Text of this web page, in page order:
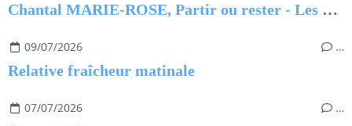
Chantal MARIE-ROSE, Partir ou rester - Les clés pour évoluer professionnellement sans regret
09/07/2026 …
Relative fraîcheur matinale
07/07/2026 …